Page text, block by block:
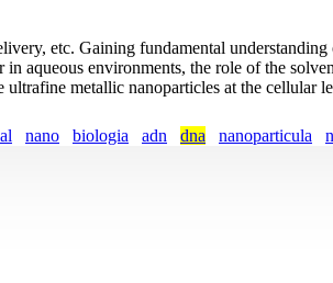
etc. Gaining fundamental understanding
aqueous environments, the role of the
metallic nanoparticles at the cellular
nano biologia adn dna nanoparticula